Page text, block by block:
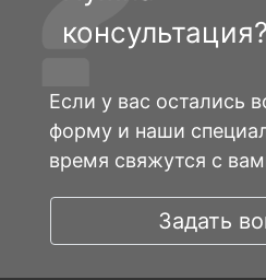
консультация?
Если у вас остались
форму и наши
время свяжутся с
Задать